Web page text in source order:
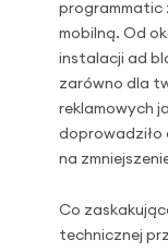
programmatic
mobilną. Od
instalacji ad
zarówno dla
reklamowych
doprowadziło
na
Co
technicznej